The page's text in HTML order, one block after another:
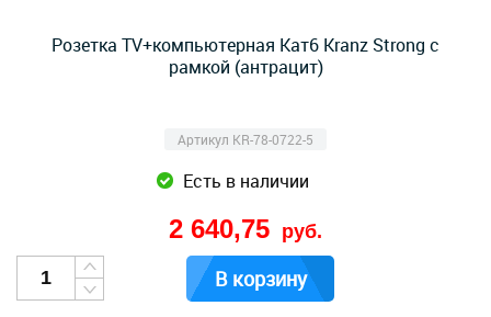
Розетка TV+компьютерная Кат6 Kranz Strong с
рамкой (антрацит)
Артикул KR-78-0722-5
Есть в наличии
2 640,75 руб.
В корзину